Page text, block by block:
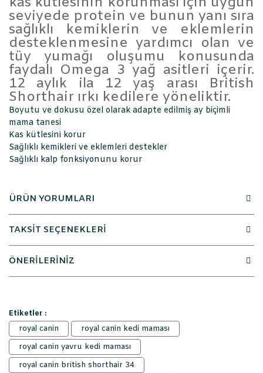
seviyede protein ve bunun yanı sıra
sağlıklı kemiklerin ve eklemlerin
desteklenmesine yardımcı olan ve
tüy yumağı oluşumu konusunda
faydalı Omega 3 yağ asitleri içerir.
12 aylık ila 12 yaş arası British
Shorthair ırkı kedilere yöneliktir.
Boyutu ve dokusu özel olarak adapte edilmiş ay biçimli
mama tanesi
Kas kütlesini korur
Sağlıklı kemikleri ve eklemleri destekler
Sağlıklı kalp fonksiyonunu korur
ÜRÜN YORUMLARI
TAKSİT SEÇENEKLERİ
ÖNERİLERİNİZ
Etiketler :
royal canin
royal canin kedi maması
royal canin yavru kedi maması
royal canin british shorthair 34